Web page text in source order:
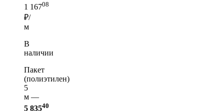
1 16708
₽/
м
В
наличии
Пакет
(полиэтилен)
5
м —
5 83540